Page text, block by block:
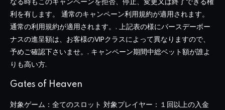
利を有します。 通常のキャンペーン利用規約が適用されます。
通常の利用規約が適用されます。. 上記表の様にバースデーボー
ナスの進呈額は、お客様のVIPクラスによって異なりますので、
予めご確認下さいませ。. キャンペーン期間中総ベット額が誰よ
りも高い方.
Gates of Heaven
対象ゲーム：全てのスロット 対象プレイヤー：１回以上の入金